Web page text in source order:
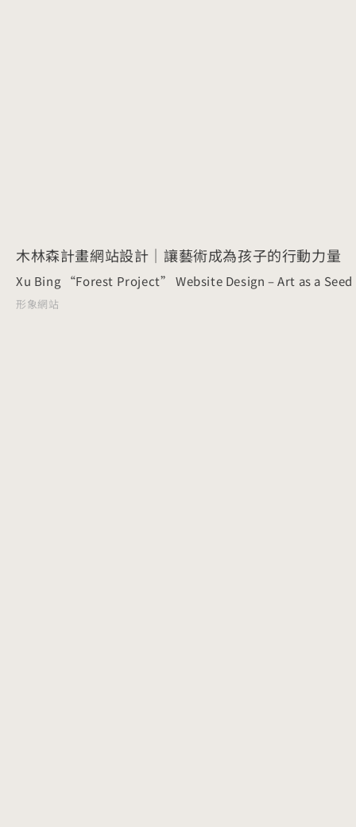
木林森計畫網站設計｜讓藝術成為孩子的行動力量
Xu Bing “Forest Project” Website Design – Art as a
形象網站